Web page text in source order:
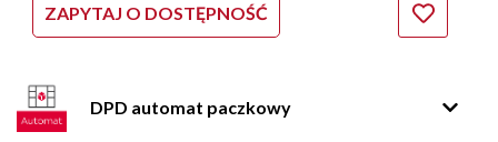
ZAPYTAJ O DOSTĘPNOŚĆ
DPD automat paczkowy